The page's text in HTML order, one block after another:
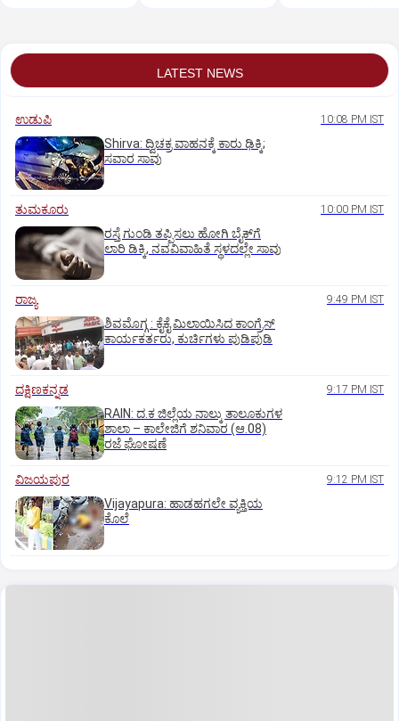
LATEST NEWS
ಉಡುಪಿ 10:08 PM IST
Shirva: ದ್ವಿಚಕ್ರ ವಾಹನಕ್ಕೆ ಕಾರು ಢಿಕ್ಕಿ;
ಸವಾರ ಸಾವು
ತುಮಕೂರು 10:00 PM IST
ರಸ್ತೆ ಗುಂಡಿ ತಪ್ಪಿಸಲು ಹೋಗಿ ಬೈಕ್‌ಗೆ
ಲಾರಿ ಡಿಕ್ಕಿ, ನವವಿವಾಹಿತೆ ಸ್ಥಳದಲ್ಲೇ ಸಾವು
ರಾಜ್ಯ 9:49 PM IST
ಶಿವಮೊಗ್ಗ : ಕೈಕೈ ಮಿಲಾಯಿಸಿದ ಕಾಂಗ್ರೆಸ್
ಕಾರ್ಯಕರ್ತರು, ಕುರ್ಚಿಗಳು ಪುಡಿಪುಡಿ
ದಕ್ಷಿಣಕನ್ನಡ 9:17 PM IST
RAIN: ದ.ಕ ಜಿಲ್ಲೆಯ ನಾಲ್ಕು ತಾಲೂಕುಗಳ
ಶಾಲಾ – ಕಾಲೇಜಿಗೆ ಶನಿವಾರ (ಆ.08)
ರಜೆ ಘೋಷಣೆ
ವಿಜಯಪುರ 9:12 PM IST
Vijayapura: ಹಾಡಹಗಲೇ ವ್ಯಕ್ತಿಯ
ಕೊಲೆ